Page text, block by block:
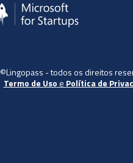
©Lingopass - todos os direitos
Termo de Uso e Política de